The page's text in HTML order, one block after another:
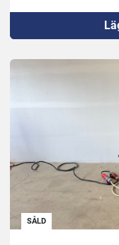
SÅLD